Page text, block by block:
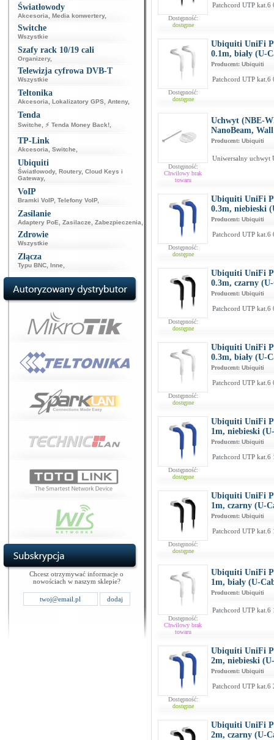
Światłowody
Akcesoria Media konwertery,
Switche
Wszystkie
Szafy rack 10/19 cali
Organizery,
Telewizja cyfrowa DVB-T
Wszystkie
Teltonika
Akcesoria Lokalizatory GPS Anteny,
Tenda
Switche ⚡ Tenda Money Back!
TP-Link
Akcesoria Switche
Ubiquiti
Światłowody, Routery, Cloud Keys i
Gateway,
VoIP
Bramki VoIP, Telefony VoIP,
Zasilanie
Adaptery PoE Zasilacze Zabezpieczenia
Zdrowie
Wszystkie
Złącza
Typu BNC Inne
Chcesz otrzymywać informacje o
nowościach w naszym sklepie?
Dostępność:
dostępne
Patchcord UTP kat.6
Dostępność:
dostępne
Ubiquiti UniFi
0.1m, biały (U-
Producent: Ubiquiti
Patchcord UTP kat.6
Dostępność:
Chwilowy brak
towaru
Uchwyt (NBE-
NanoBeam,
Producent: Ubiquiti
Uniwersalny uchwyt
Dostępność:
dostępne
Ubiquiti UniFi
0.3m, niebieski
Producent: Ubiquiti
Patchcord UTP
Dostępność:
dostępne
Ubiquiti UniFi
0.3m, czarny
Producent: Ubiquiti
Patchcord UTP kat.6
Dostępność:
dostępne
Ubiquiti UniFi
0.3m, biały (U-
Producent: Ubiquiti
Patchcord UTP kat.6
Dostępność:
dostępne
Ubiquiti UniFi
1m, niebieski
Producent: Ubiquiti
Patchcord UTP kat.6
Dostępność:
dostępne
Ubiquiti UniFi
1m, czarny (U-
Producent: Ubiquiti
Patchcord UTP kat.6
Dostępność:
Chwilowy brak
towaru
Ubiquiti UniFi
1m, biały (U-
Producent: Ubiquiti
Patchcord UTP kat.6
Dostępność:
dostępne
Ubiquiti UniFi
2m, niebieski
Producent: Ubiquiti
Patchcord UTP kat.6
Ubiquiti UniFi
2m, czarny (U-